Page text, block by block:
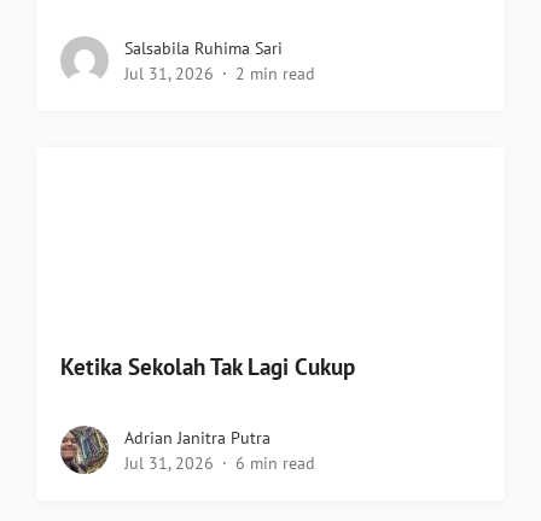
Salsabila Ruhima Sari
Jul 31, 2026
2 min read
Ketika Sekolah Tak Lagi Cukup
Adrian Janitra Putra
Jul 31, 2026
6 min read